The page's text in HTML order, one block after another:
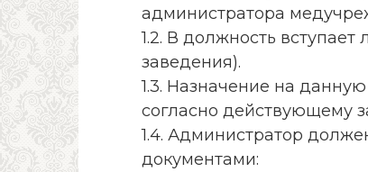
администратора
1.2. В должность
заведения).
1.3. Назначение на
согласно действующему
1.4. Администратор
документами: